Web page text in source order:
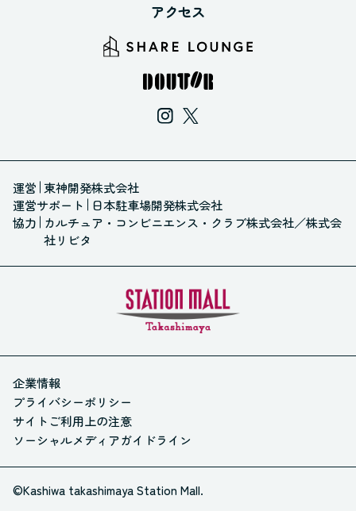
アクセス
運営 東神開発株式会社
運営サポート 日本駐車場開発株式会社
協力 カルチュア・コンビニエンス・クラブ株式会社／株式会
社リビタ
企業情報
プライバシーポリシー
サイトご利用上の注意
ソーシャルメディアガイドライン
©Kashiwa takashimaya Station Mall.